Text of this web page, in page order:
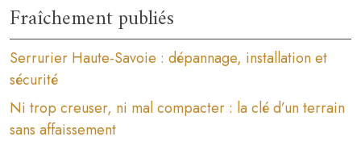
Fraîchement publiés
Serrurier Haute-Savoie : dépannage, installation et
sécurité
Ni trop creuser, ni mal compacter : la clé d’un terrain
sans affaissement